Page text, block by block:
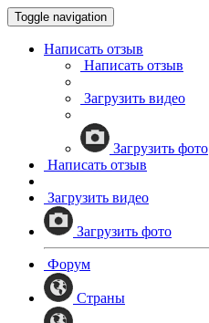
Toggle navigation
Написать отзыв
Написать отзыв
Загрузить видео
Загрузить фото
Написать отзыв
Загрузить видео
Загрузить фото
Форум
Страны